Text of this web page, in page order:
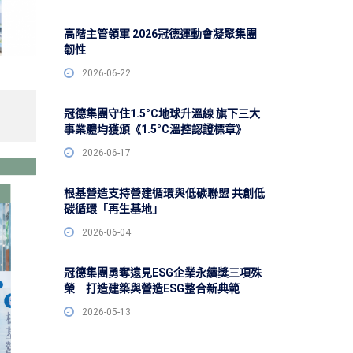
高階主管領軍 2026冠德運動會凝聚集團
韌性
2026-06-22
冠德集團守住1.5°C地球升溫線 旗下三大
事業體均獲頒《1.5°C溫控認證標章》
2026-06-17
根基營造支持營建循環與低碳聯盟 共創低
碳循環「再生基地」
2026-06-04
冠德集團勇奪遠見ESG企業永續獎三項殊
榮 打造建築與營造ESG整合新典範
2026-05-13